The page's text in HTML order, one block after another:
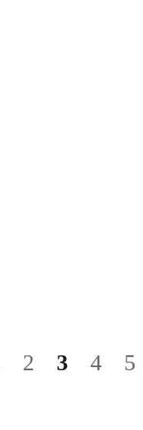
2 3 4